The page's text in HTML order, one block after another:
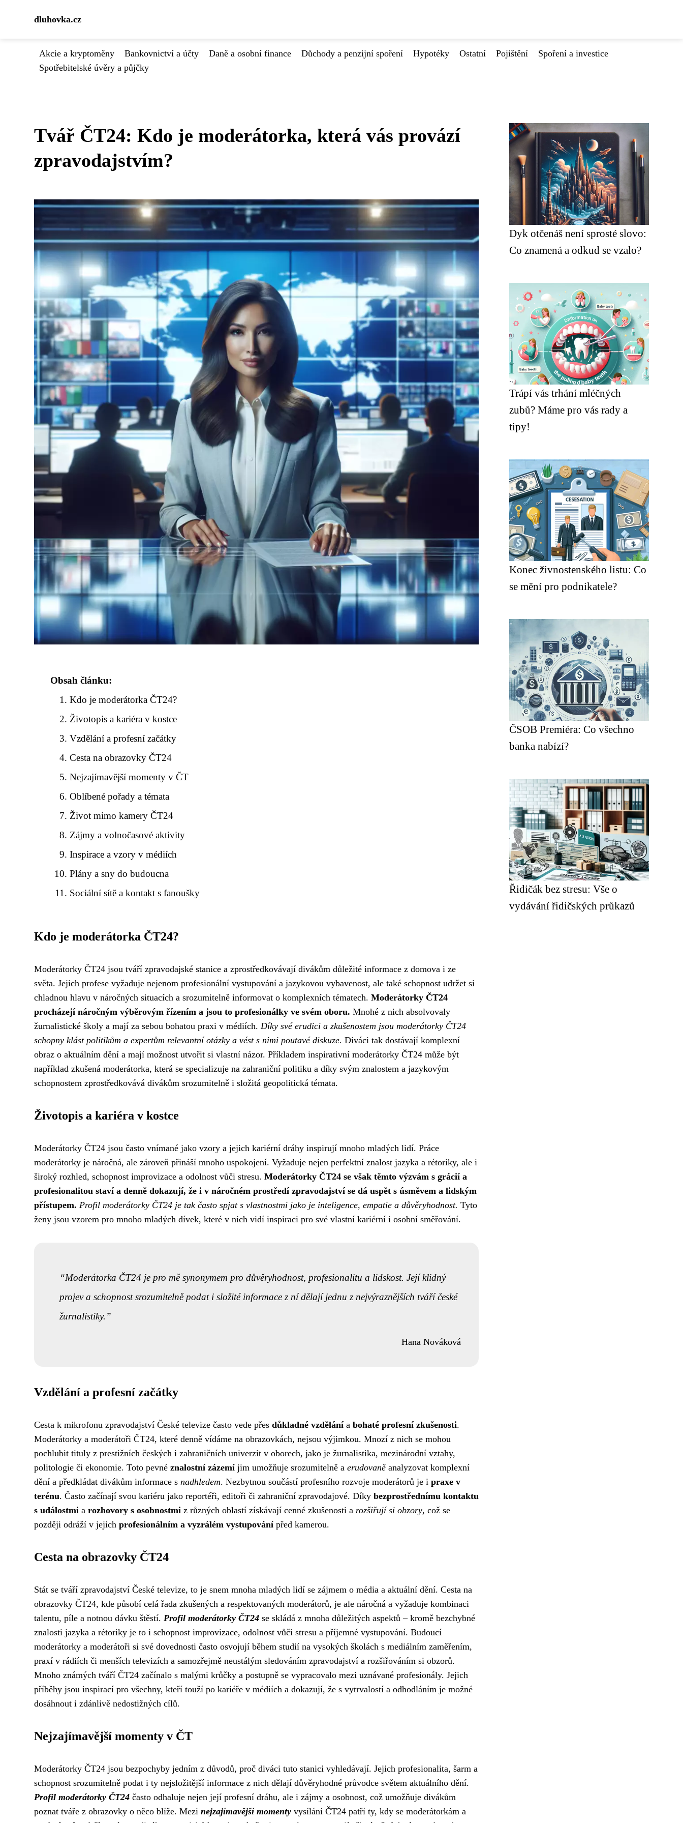
dluhovka.cz
Akcie a kryptoměny Bankovnictví a účty Daně a osobní finance Důchody a penzijní spoření Hypotéky Ostatní Pojištění
Spoření a investice
Spotřebitelské úvěry a půjčky
Tvář ČT24: Kdo je moderátorka, která vás provází
zpravodajstvím?
Obsah článku:
Kdo je moderátorka ČT24?
Životopis a kariéra v kostce
Vzdělání a profesní začátky
Cesta na obrazovky ČT24
Nejzajímavější momenty v ČT
Oblíbené pořady a témata
Život mimo kamery ČT24
Zájmy a volnočasové aktivity
Inspirace a vzory v médiích
Plány a sny do budoucna
Sociální sítě a kontakt s fanoušky
Kdo je moderátorka ČT24?
Moderátorky ČT24 jsou tváří zpravodajské stanice a zprostředkovávají divákům důležité informace z domova i ze
světa. Jejich profese vyžaduje nejenom profesionální vystupování a jazykovou vybavenost, ale také schopnost udržet si
chladnou hlavu v náročných situacích a srozumitelně informovat o komplexních tématech. Moderátorky ČT24
procházejí náročným výběrovým řízením a jsou to profesionálky ve svém oboru. Mnohé z nich absolvovaly
žurnalistické školy a mají za sebou bohatou praxi v médiích. Díky své erudici a zkušenostem jsou moderátorky ČT24
schopny klást politikům a expertům relevantní otázky a vést s nimi poutavé diskuze. Diváci tak dostávají komplexní
obraz o aktuálním dění a mají možnost utvořit si vlastní názor. Příkladem inspirativní moderátorky ČT24 může být
například zkušená moderátorka, která se specializuje na zahraniční politiku a díky svým znalostem a jazykovým
schopnostem zprostředkovává divákům srozumitelně i složitá geopolitická témata.
Životopis a kariéra v kostce
Moderátorky ČT24 jsou často vnímané jako vzory a jejich kariérní dráhy inspirují mnoho mladých lidí. Práce
moderátorky je náročná, ale zároveň přináší mnoho uspokojení. Vyžaduje nejen perfektní znalost jazyka a rétoriky, ale i
široký rozhled, schopnost improvizace a odolnost vůči stresu. Moderátorky ČT24 se však těmto výzvám s grácií a
profesionalitou staví a denně dokazují, že i v náročném prostředí zpravodajství se dá uspět s úsměvem a lidským
přístupem. Profil moderátorky ČT24 je tak často spjat s vlastnostmi jako je inteligence, empatie a důvěryhodnost. Tyto
ženy jsou vzorem pro mnoho mladých dívek, které v nich vidí inspiraci pro své vlastní kariérní i osobní směřování.
Moderátorka ČT24 je pro mě synonymem pro důvěryhodnost, profesionalitu a lidskost. Její klidný
projev a schopnost srozumitelně podat i složité informace z ní dělají jednu z nejvýraznějších tváří české
žurnalistiky.
Hana Nováková
Vzdělání a profesní začátky
Cesta k mikrofonu zpravodajství České televize často vede přes důkladné vzdělánía bohaté profesní zkušenosti.
Moderátorky a moderátoři ČT24, které denně vídáme na obrazovkách, nejsou výjimkou. Mnozí z nich se mohou
pochlubit tituly z prestižních českých i zahraničních univerzit v oborech, jako je žurnalistika, mezinárodní vztahy,
politologie či ekonomie. Toto pevné znalostní zázemíjim umožňuje srozumitelně a erudovaně analyzovat komplexní
dění a předkládat divákům informace s nadhledem. Nezbytnou součástí profesního rozvoje moderátorů je i praxe v
terénu. Často začínají svou kariéru jako reportéři, editoři či zahraniční zpravodajové. Díky bezprostřednímu kontaktu
s událostmi a rozhovory s osobnostmi z různých oblastí získávají cenné zkušenosti a rozšiřují si obzory, což se
později odráží v jejich profesionálním a vyzrálém vystupovánípřed kamerou.
Cesta na obrazovky ČT24
Stát se tváří zpravodajství České televize, to je snem mnoha mladých lidí se zájmem o média a aktuální dění. Cesta na
obrazovky ČT24, kde působí celá řada zkušených a respektovaných moderátorů, je ale náročná a vyžaduje kombinaci
talentu, píle a notnou dávku štěstí. Profil moderátorky ČT24 se skládá z mnoha důležitých aspektů – kromě bezchybné
znalosti jazyka a rétoriky je to i schopnost improvizace, odolnost vůči stresu a příjemné vystupování. Budoucí
moderátorky a moderátoři si své dovednosti často osvojují během studií na vysokých školách s mediálním zaměřením,
praxí v rádiích či menších televizích a samozřejmě neustálým sledováním zpravodajství a rozšiřováním si obzorů.
Mnoho známých tváří ČT24 začínalo s malými krůčky a postupně se vypracovalo mezi uznávané profesionály. Jejich
příběhy jsou inspirací pro všechny, kteří touží po kariéře v médiích a dokazují, že s vytrvalostí a odhodláním je možné
dosáhnout i zdánlivě nedostižných cílů.
Nejzajímavější momenty v ČT
Moderátorky ČT24 jsou bezpochyby jedním z důvodů, proč diváci tuto stanici vyhledávají. Jejich profesionalita, šarm a
schopnost srozumitelně podat i ty nejsložitější informace z nich dělají důvěryhodné průvodce světem aktuálního dění.
Profil moderátorky ČT24 často odhaluje nejen její profesní dráhu, ale i zájmy a osobnost, což umožňuje divákům
poznat tváře z obrazovky o něco blíže. Mezi nejzajímavější momenty vysílání ČT24 patří ty, kdy se moderátorkám a
Dyk otčenáš není sprosté slovo:
Co znamená a odkud se vzalo?
Trápí vás trhání mléčných
zubů? Máme pro vás rady a
tipy!
Konec živnostenského listu: Co
se mění pro podnikatele?
ČSOB Premiéra: Co všechno
banka nabízí?
Řidičák bez stresu: Vše o
vydávání řidičských průkazů